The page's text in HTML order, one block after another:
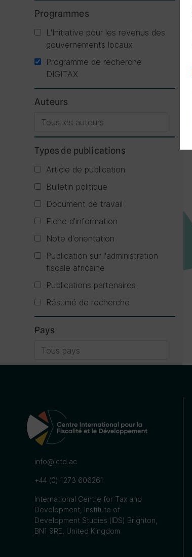
Programmes
L'Initiative pour les revenus des
gouvernements locaux
Programme de recherche
DIGITAX
Auteurs
Types de publications
Article de publication
Bulletin politique
Document de travail
Fiche d'information
Note d'orientation
Publication sur l'administration
fiscale africaine
Publications partenaires
Résumé de recherche
Pays
Pays filtre
info@ictd.ac
+44 (0) 1273 606261
International Centre for Tax and
Development, Institute of
Development Studies (IDS) Brighton,
BN1 9RE, United Kingdom